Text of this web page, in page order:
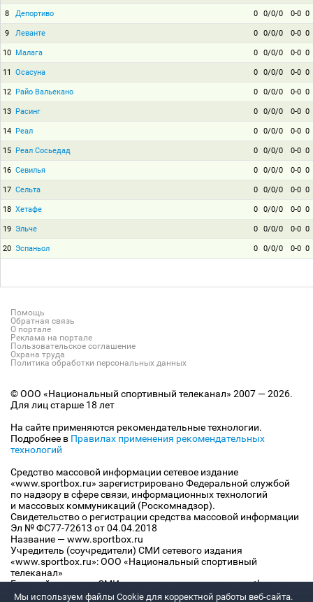
8 Депортиво 0 0/0/0 0-0 0
9 Леванте 0 0/0/0 0-0 0
10 Малага 0 0/0/0 0-0 0
11 Осасуна 0 0/0/0 0-0 0
12 Райо Вальекано 0 0/0/0 0-0 0
13 Расинг 0 0/0/0 0-0 0
14 Реал 0 0/0/0 0-0 0
15 Реал Сосьедад 0 0/0/0 0-0 0
16 Севилья 0 0/0/0 0-0 0
17 Сельта 0 0/0/0 0-0 0
18 Хетафе 0 0/0/0 0-0 0
19 Эльче 0 0/0/0 0-0 0
20 Эспаньол 0 0/0/0 0-0 0
Помощь
Обратная связь
О портале
Реклама на портале
Пользовательское соглашение
Охрана труда
Политика обработки персональных данных
© ООО «Национальный спортивный телеканал» 2007 — 2026.
Для лиц старше 18 лет
На сайте применяются рекомендательные технологии.
Подробнее в Правилах применения рекомендательных
технологий
Средство массовой информации сетевое издание
«www.sportbox.ru» зарегистрировано Федеральной службой
по надзору в сфере связи, информационных технологий
и массовых коммуникаций (Роскомнадзор).
Свидетельство о регистрации средства массовой информации
Эл № ФС77-72613 от 04.04.2018
Название — www.sportbox.ru
Учредитель (соучредители) СМИ сетевого издания
«www.sportbox.ru»: ООО «Национальный спортивный
телеканал»
Главный редактор СМИ сетевого издания «www.sportbox.ru»:
Конов В.А.
Мы используем файлы Сookie для корректной работы веб-сайта.